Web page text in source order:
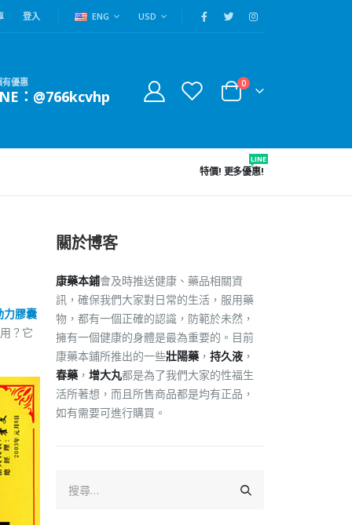
登入 ENG USD
有優惠
：@766kcvhp
0
特價! 更多優惠!
LINE
力膠囊
？它
關於博客
康藥本鋪會及時推送健康、藥品相關資
訊，確保我們大家對日常的生活，服用藥
物，都有一個正確的認識，防範於未然，
擁有一個健康的身體是最為重要的。目前
康藥本鋪所推出的一些壯陽藥 ， 持久液 ，
春藥 ， 增大丸都是為了我們大家的性福生
活所著想，而且所售商品都是均有正品，
如有需要可進行購買。